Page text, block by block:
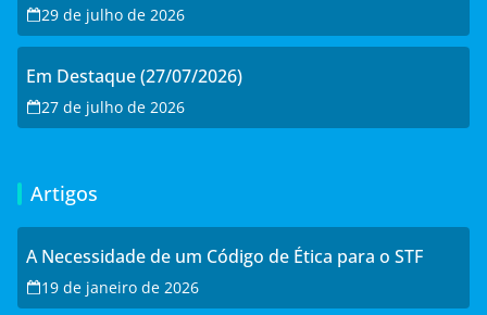
29 de julho de 2026
Em Destaque (27/07/2026)
27 de julho de 2026
Artigos
A Necessidade de um Código de Ética para o STF
19 de janeiro de 2026